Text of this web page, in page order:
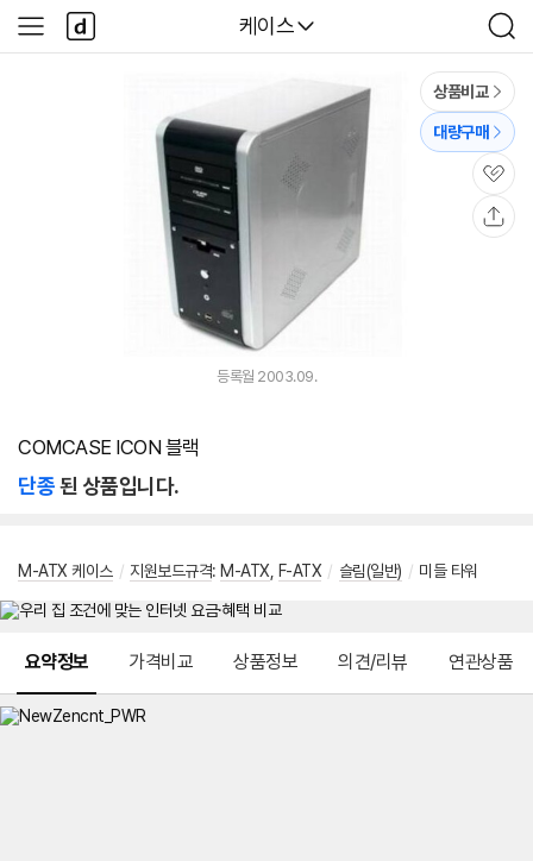
다나와
케이스
검
색
사
이
다
나
와
상품비교
대량구매
관
심
등록월 2003.09.
COMCASE ICON 블랙
단종된 상품입니다.
M-ATX 케이스 / 지원보드규격: M-ATX F-ATX / 슬림(일반) / 미들 타워
요약정보 가격비교 상품정보 의견/리뷰 연관상품